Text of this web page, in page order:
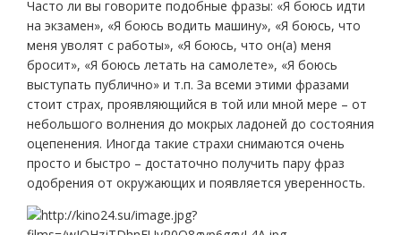
Часто ли вы говорите подобные фразы: «Я боюсь идти
на экзамен», «Я боюсь водить машину», «Я боюсь, что
меня уволят с работы», «Я боюсь, что он(а) меня
бросит», «Я боюсь летать на самолете», «Я боюсь
выступать публично» и т.п. За всеми этими фразами
стоит страх, проявляющийся в той или мной мере – от
небольшого волнения до мокрых ладоней до состояния
оцепенения. Иногда такие страхи снимаются очень
просто и быстро – достаточно получить пару фраз
одобрения от окружающих и появляется уверенность.